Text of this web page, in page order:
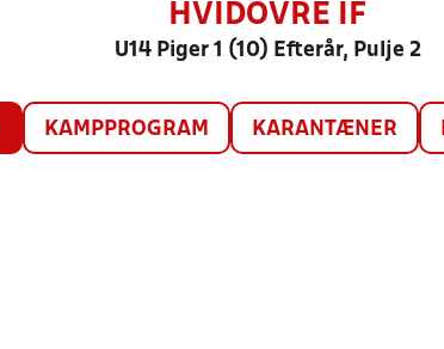
HVIDOVRE IF
U14 Piger 1 (10) Efterår, Pulje 2
KAMPPROGRAM KARANTÆNER